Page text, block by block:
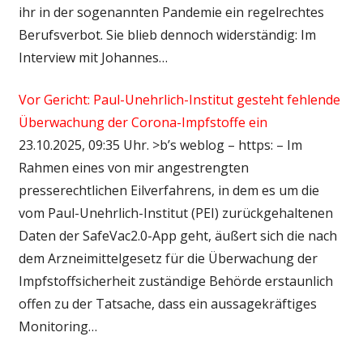
ihr in der sogenannten Pandemie ein regelrechtes
Berufsverbot. Sie blieb dennoch widerständig: Im
Interview mit Johannes…
Vor Gericht: Paul-Unehrlich-Institut gesteht fehlende
Überwachung der Corona-Impfstoffe ein
23.10.2025, 09:35 Uhr. >b’s weblog – https: – Im
Rahmen eines von mir angestrengten
presserechtlichen Eilverfahrens, in dem es um die
vom Paul-Unehrlich-Institut (PEI) zurückgehaltenen
Daten der SafeVac2.0-App geht, äußert sich die nach
dem Arzneimittelgesetz für die Überwachung der
Impfstoffsicherheit zuständige Behörde erstaunlich
offen zu der Tatsache, dass ein aussagekräftiges
Monitoring…